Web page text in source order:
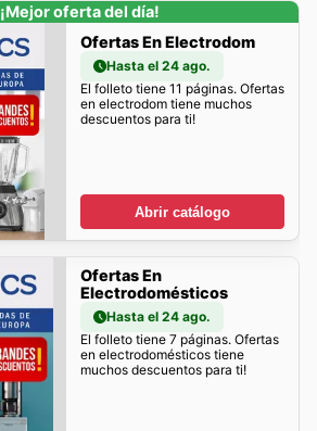
¡Mejor oferta del día!
Ofertas En Electrodom
Hasta el 24 ago.
El folleto tiene 11 páginas. Ofertas
en electrodom tiene muchos
descuentos para ti!
Abrir catálogo
Ofertas En
Electrodomésticos
Hasta el 24 ago.
El folleto tiene 7 páginas. Ofertas
en electrodomésticos tiene
muchos descuentos para ti!